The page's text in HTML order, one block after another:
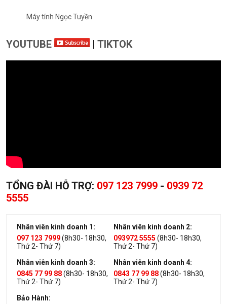
Máy tính Ngọc Tuyền
YOUTUBE | TIKTOK
TỔNG ĐÀI HỖ TRỢ: 097 123 7999 - 0939 72
5555
Nhân viên kinh doanh 1:
097 123 7999(8h30- 18h30,
Thứ 2- Thứ 7)
Nhân viên kinh doanh 2:
093972 5555 (8h30- 18h30,
Thứ 2- Thứ 7)
Nhân viên kinh doanh 3:
0845 77 99 88(8h30- 18h30,
Thứ 2- Thứ 7)
Nhân viên kinh doanh 4:
0843 77 99 88(8h30- 18h30,
Thứ 2- Thứ 7)
Bảo Hành: